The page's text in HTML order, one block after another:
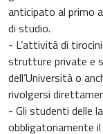
anticipato al primo
di studio.
- L’attività di
strutture private e
dell’Università o
rivolgersi
- Gli studenti delle
obbligatoriamente il